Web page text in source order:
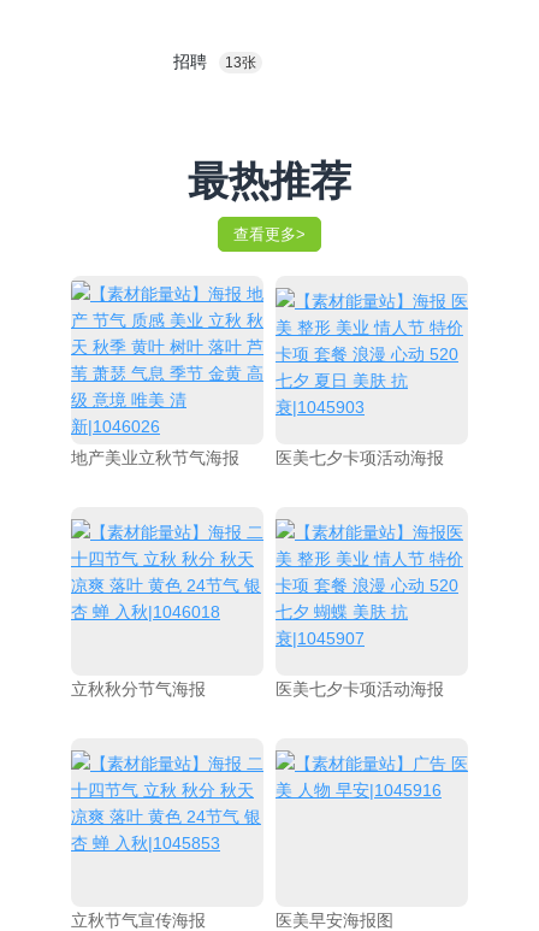
招聘 13张
最热推荐
查看更多>
地产美业立秋节气海报 医美七夕卡项活动海报
立秋秋分节气海报 医美七夕卡项活动海报
立秋节气宣传海报 医美早安海报图